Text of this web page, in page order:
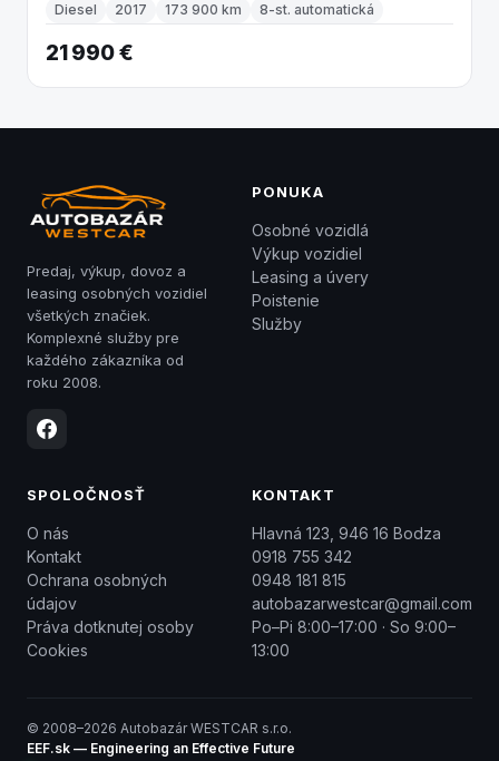
Diesel 2017 173 900 km 8-st. automatická
21 990 €
Predaj, výkup, dovoz a
leasing osobných vozidiel
všetkých značiek.
Komplexné služby pre
každého zákazníka od
roku 2008.
PONUKA
Osobné vozidlá
Výkup vozidiel
Leasing a úvery
Poistenie
Služby
SPOLOČNOSŤ
O nás
Kontakt
Ochrana osobných
údajov
Práva dotknutej osoby
Cookies
KONTAKT
Hlavná 123, 946 16 Bodza
0918 755 342
0948 181 815
autobazarwestcar@gmail.com
Po–Pi 8:00–17:00 · So 9:00–
13:00
© 2008–2026 Autobazár WESTCAR s.r.o.
EEF.sk — Engineering an Effective Future